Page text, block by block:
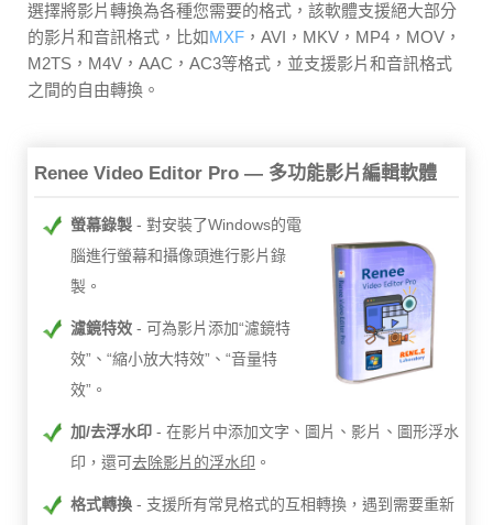
選擇將影片轉換為各種您需要的格式，該軟體支援絕大部分
的影片和音訊格式，比如 MXF ，AVI，MKV，MP4，MOV，
M2TS，M4V，AAC，AC3等格式，並支援影片和音訊格式
之間的自由轉換。
Renee Video Editor Pro — 多功能影片編輯軟體
螢幕錄製
對安裝了Windows的電
腦進行螢幕和攝像頭進行影片錄
製。
濾鏡特效
可為影片添加“濾鏡特
效”、“縮小放大特效”、“音量特
效”。
加/去浮水印
在影片中添加文字、圖片、影片、圖形浮水
印，還可去除影片的浮水印 。
格式轉換
支援所有常見格式的互相轉換，遇到需要重新